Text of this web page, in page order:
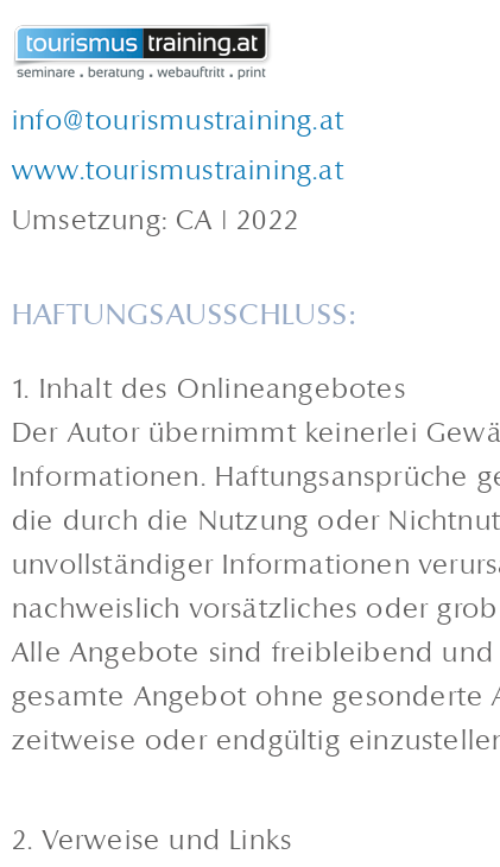
info@tourismustraining.at
www.tourismustraining.at
Umsetzung: CA | 2022
HAFTUNGSAUSSCHLUSS:
1. Inhalt des Onlineangebotes
Der Autor übernimmt keinerlei
Informationen. Haftungsansprüche
die durch die Nutzung oder
unvollständiger Informationen
nachweislich vorsätzliches oder
Alle Angebote sind freibleibend
gesamte Angebot ohne gesonderte
zeitweise oder endgültig
2. Verweise und Links